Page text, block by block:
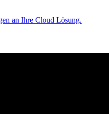
an Ihre Cloud Lösung.